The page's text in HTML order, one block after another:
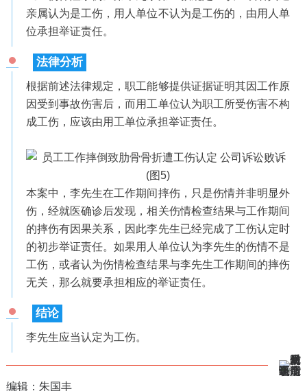
亲属认为是工伤，用人单位不认为是工伤的，由用人单
位承担举证责任。
法律分析
根据前述法律规定，职工能够提供证据证明其因工作原
因受到事故伤害后，而用工单位认为职工所受伤害不构
成工伤，应该由用工单位承担举证责任。
本案中，李先生在工作期间摔伤，只是伤情并非明显外
伤，经就医确诊后发现，相关伤情检查结果与工作期间
的摔伤有因果关系，因此李先生已经完成了工伤认定时
的初步举证责任。如果用人单位认为李先生的伤情不是
工伤，或者认为伤情检查结果与李先生工作期间的摔伤
无关，那么就要承担相应的举证责任。
结论
李先生应当认定为工伤。
编辑：朱国丰